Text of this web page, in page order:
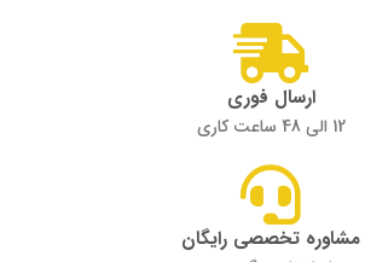
ارسال فوری
12 الی 48 ساعت کاری
مشاوره تخصصی رایگان